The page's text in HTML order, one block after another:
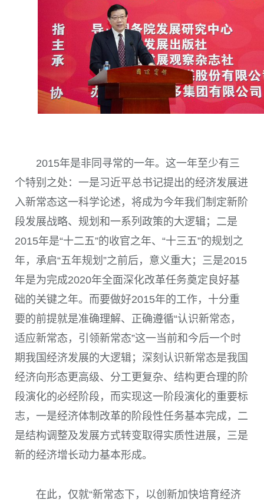
2015年是非同寻常的一年。这一年至少有三
个特别之处：一是习近平总书记提出的经济发展进
入新常态这一科学论述，将成为今年我们制定新阶
段发展战略、规划和一系列政策的大逻辑；二是
2015年是“十二五”的收官之年、“十三五”的规划之
年，承启“五年规划”之前后，意义重大；三是2015
年是为完成2020年全面深化改革任务奠定良好基
础的关键之年。而要做好2015年的工作，十分重
要的前提就是准确理解、正确遵循“认识新常态，
适应新常态，引领新常态”这一当前和今后一个时
期我国经济发展的大逻辑；深刻认识新常态是我国
经济向形态更高级、分工更复杂、结构更合理的阶
段演化的必经阶段，而实现这一阶段演化的重要标
志，一是经济体制改革的阶段性任务基本完成，二
是结构调整及发展方式转变取得实质性进展，三是
新的经济增长动力基本形成。
在此，仅就“新常态下，以创新加快培育经济